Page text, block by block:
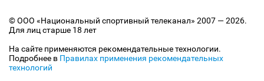
© ООО «Национальный спортивный телеканал» 2007 — 2026.
Для лиц старше 18 лет
На сайте применяются рекомендательные технологии.
Подробнее в Правилах применения рекомендательных
технологий